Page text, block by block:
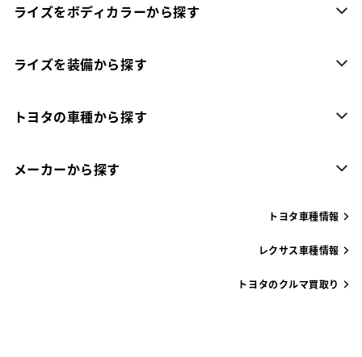
ライズをボディカラーから探す
ライズを装備から探す
トヨタの車種から探す
メーカーから探す
トヨタ車種情報
レクサス車種情報
トヨタのクルマ買取り